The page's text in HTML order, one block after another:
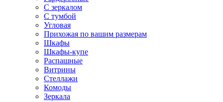
С зеркалом
С тумбой
Угловая
Прихожая по вашим размерам
Шкафы
Шкафы-купе
Распашные
Витрины
Стеллажи
Комоды
Зеркала